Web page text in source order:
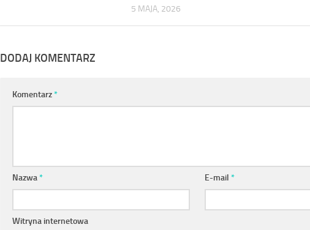
5 MAJA, 2026
DODAJ KOMENTARZ
Komentarz*
Nazwa* E-mail*
Witryna internetowa